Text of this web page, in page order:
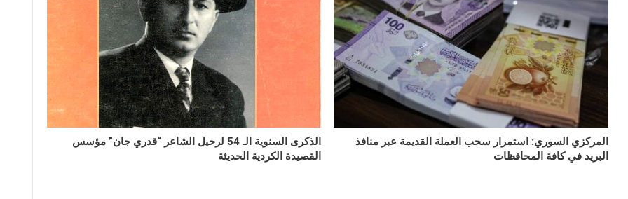
المركزي السوري: استمرار سحب العملة القديمة عبر منافذ
البريد في كافة المحافظات
الذكرى السنوية الـ 54 لرحيل الشاعر “قدري جان” مؤسس
القصيدة الكردية الحديثة